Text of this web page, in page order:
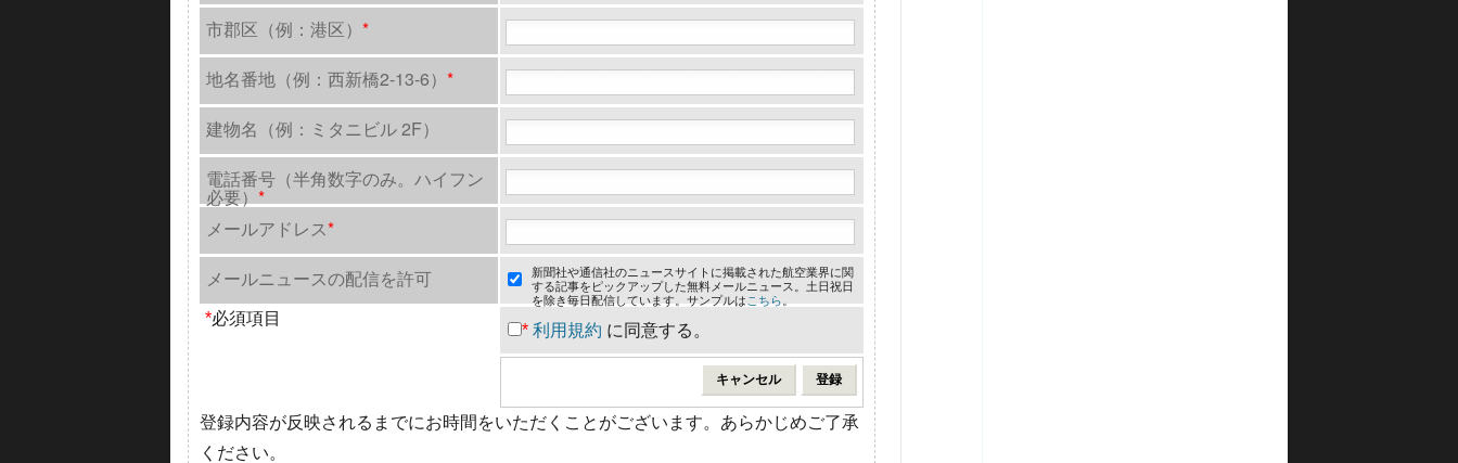
市郡区（例：港区） *
地名番地（例：西新橋2-13-6） *
建物名（例：ミタニビル 2F）
電話番号（半角数字のみ。ハイフン
必要） *
メールアドレス*
メールニュースの配信を許可
* 利用規約 に同意する。
*必須項目
新聞社や通信社のニュースサイトに掲載された航空業界に関
する記事をピックアップした無料メールニュース。土日祝日
を除き毎日配信しています。サンプルは こちら
登録内容が反映されるまでにお時間をいただくことがございます。あらかじめご了承
ください。